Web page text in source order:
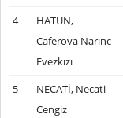
4
HATUN,
Caferova Narınc
Evezkızı
5
NECATİ, Necati
Cengiz